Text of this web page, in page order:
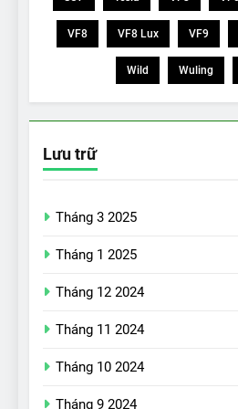
VF8 VF8 Lux VF9
Wild Wuling
Lưu trữ
Tháng 3 2025
Tháng 1 2025
Tháng 12 2024
Tháng 11 2024
Tháng 10 2024
Tháng 9 2024